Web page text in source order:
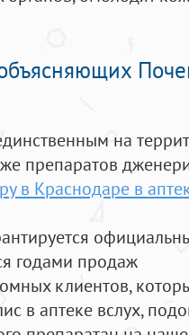
на
препаратов
в Краснодаре в
годами продаж
клиентов,
в аптеке вслух,